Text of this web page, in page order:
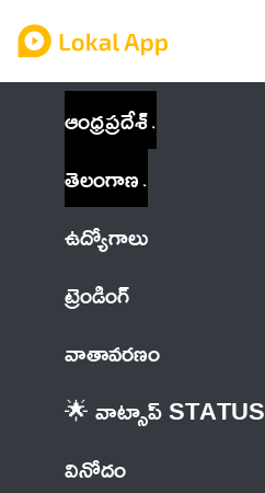
ఆంధ్రప్రదేశ్
తెలంగాణ
ఉద్యోగాలు
ట్రెండింగ్
వాతావరణం
🌟 వాట్సాప్ STATUS
వినోదం